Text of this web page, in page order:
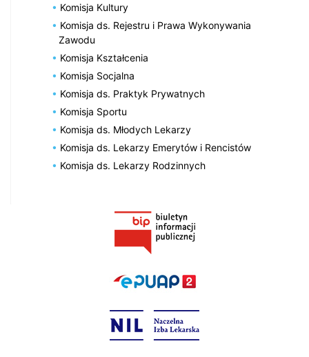
Komisja Kultury
Komisja ds. Rejestru i Prawa Wykonywania
Zawodu
Komisja Kształcenia
Komisja Socjalna
Komisja ds. Praktyk Prywatnych
Komisja Sportu
Komisja ds. Młodych Lekarzy
Komisja ds. Lekarzy Emerytów i Rencistów
Komisja ds. Lekarzy Rodzinnych